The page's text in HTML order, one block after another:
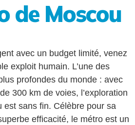
de Moscou
avec un budget limité, venez
exploit humain. L’une des
profondes du monde : avec
300 km de voies, l’exploration
est sans fin. Célèbre pour sa
efficacité, le métro est un